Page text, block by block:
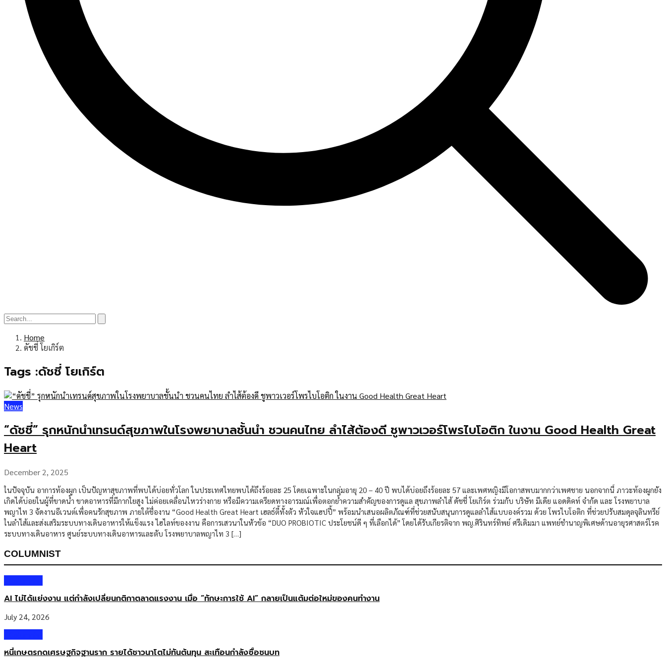
Home
ดัชชี่ โยเกิร์ต
Tags :ดัชชี่ โยเกิร์ต
News
“ดัชชี่” รุกหนักนำเทรนด์สุขภาพในโรงพยาบาลชั้นนำ ชวนคนไทย ลำไส้ต้องดี ชูพาวเวอร์โพรไบโอติก ในงาน Good Health Great
Heart
December 2, 2025
ในปัจจุบัน อาการท้องผูก เป็นปัญหาสุขภาพที่พบได้บ่อยทั่วโลก ในประเทศไทยพบได้ถึงร้อยละ 25 โดยเฉพาะในกลุ่มอายุ 20 – 40 ปี พบได้บ่อยถึงร้อยละ 57 และเพศหญิงมีโอกาสพบมากกว่าเพศชาย นอกจากนี้ ภาวะท้องผูกยัง
เกิดได้บ่อยในผู้ที่ขาดน้ำ ขาดอาหารที่มีกากใยสูง ไม่ค่อยเคลื่อนไหวร่างกาย หรือมีความเครียดทางอารมณ์เพื่อตอกย้ำความสำคัญของการดูแล สุขภาพลำไส้ ดัชชี่ โยเกิร์ต ร่วมกับ บริษัท มีเดีย แอดดิคท์ จำกัด และ โรงพยาบาล
พญาไท 3 จัดงานอีเวนต์เพื่อคนรักสุขภาพ ภายใต้ชื่องาน “Good Health Great Heart เฮลธ์ตี้ทั้งตัว หัวใจแฮปปี้” พร้อมนำเสนอผลิตภัณฑ์ที่ช่วยสนับสนุนการดูแลลำไส้แบบองค์รวม ด้วย โพรไบโอติก ที่ช่วยปรับสมดุลจุลินทรีย์
ในลำไส้และส่งเสริมระบบทางเดินอาหารให้แข็งแรง ไฮไลท์ของงาน คือการเสวนาในหัวข้อ “DUO PROBIOTIC ประโยชน์ดี ๆ ที่เลือกได้” โดยได้รับเกียรติจาก พญ.ศิรินทร์ทิพย์ ศรีเดิมมา แพทย์ชำนาญพิเศษด้านอายุรศาสตร์โรค
ระบบทางเดินอาหาร ศูนย์ระบบทางเดินอาหารและตับ โรงพยาบาลพญาไท 3 […]
COLUMNIST
AI ไม่ได้แย่งงาน แต่กำลังเปลี่ยนกติกาตลาดแรงงาน เมื่อ “ทักษะการใช้ AI” กลายเป็นแต้มต่อใหม่ของคนทำงาน
July 24, 2026
หนี้เกษตรกดเศรษฐกิจฐานราก รายได้ชาวนาโตไม่ทันต้นทุน สะเทือนกำลังซื้อชนบท